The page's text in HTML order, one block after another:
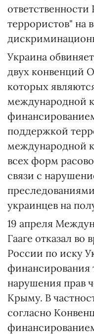
террористов" на
Украина
двух конвенций
которых
международной
поддержкой
международной
всех форм
связи с
украинцев на
19 апреля
Гааге отказал
России по иску
финансирования
нарушения прав
Крыму. В
согласно